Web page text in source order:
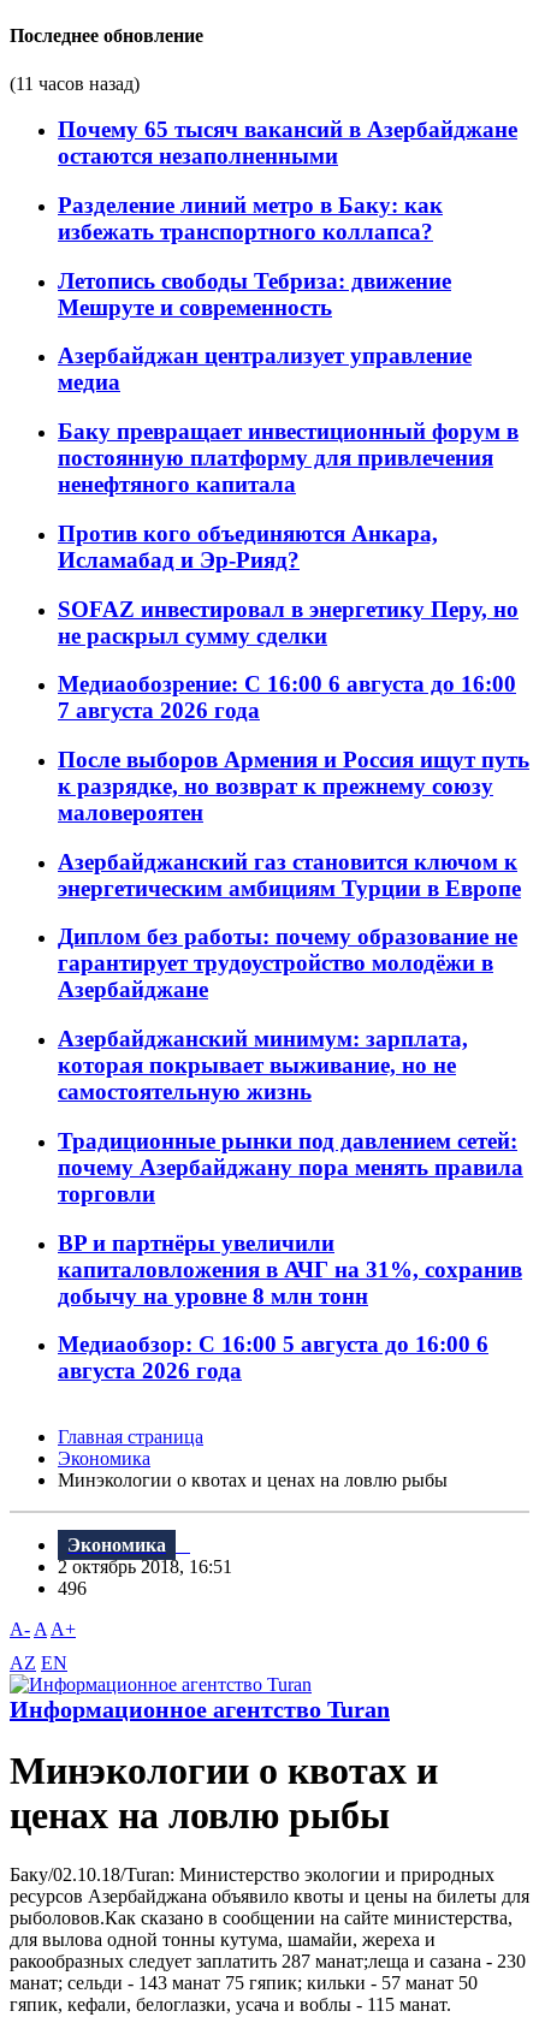
Последнее обновление
(11 часов назад)
Почему 65 тысяч вакансий в Азербайджане
остаются незаполненными
Разделение линий метро в Баку: как
избежать транспортного коллапса?
Летопись свободы Тебриза: движение
Мешруте и современность
Азербайджан централизует управление
медиа
Баку превращает инвестиционный форум в
постоянную платформу для привлечения
ненефтяного капитала
Против кого объединяются Анкара,
Исламабад и Эр-Рияд?
SOFAZ инвестировал в энергетику Перу, но
не раскрыл сумму сделки
Медиаобозрение: С 16:00 6 августа до 16:00
7 августа 2026 года
После выборов Армения и Россия ищут путь
к разрядке, но возврат к прежнему союзу
маловероятен
Азербайджанский газ становится ключом к
энергетическим амбициям Турции в Европе
Диплом без работы: почему образование не
гарантирует трудоустройство молодёжи в
Азербайджане
Азербайджанский минимум: зарплата,
которая покрывает выживание, но не
самостоятельную жизнь
Традиционные рынки под давлением сетей:
почему Азербайджану пора менять правила
торговли
BP и партнёры увеличили
капиталовложения в АЧГ на 31%, сохранив
добычу на уровне 8 млн тонн
Медиаобзор: С 16:00 5 августа до 16:00 6
августа 2026 года
Главная страница
Экономика
Минэкологии о квотах и ценах на ловлю рыбы
Экономика
2 октябрь 2018, 16:51
496
A- A A+
AZ EN
Информационное агентство Turan
Минэкологии о квотах и
ценах на ловлю рыбы
Баку/02.10.18/Turan: Министерство экологии и природных
ресурсов Азербайджана объявило квоты и цены на билеты для
рыболовов.Как сказано в сообщении на сайте министерства,
для вылова одной тонны кутума, шамайи, жереха и
ракообразных следует заплатить 287 манат;леща и сазана - 230
манат; сельди - 143 манат 75 гяпик; кильки - 57 манат 50
гяпик, кефали, белоглазки, усача и воблы - 115 манат.